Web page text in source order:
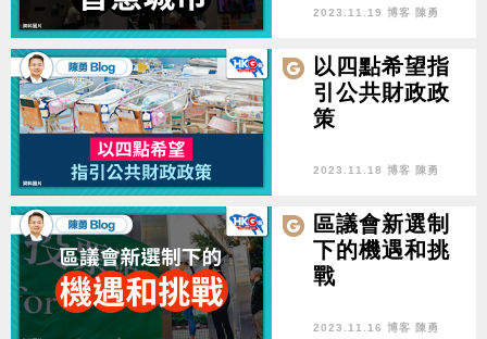
2023.11.19 博客 陳勇
以四點希望指
引公共財政政
策
2023.11.18 博客 陳勇
區議會新選制
下的機遇和挑
戰
2023.11.16 博客 陳勇